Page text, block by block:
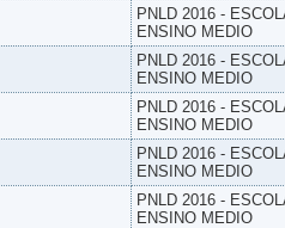
PNLD 2016 -
ENSINO MEDIO
PNLD 2016 -
ENSINO MEDIO
PNLD 2016 -
ENSINO MEDIO
PNLD 2016 -
ENSINO MEDIO
PNLD 2016 -
ENSINO MEDIO